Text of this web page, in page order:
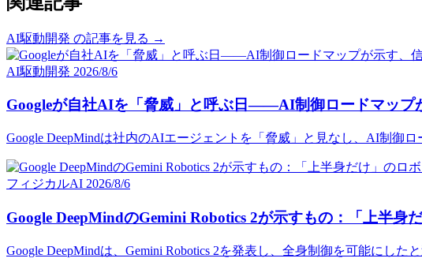
AI駆動開発 の記事を見る →
AI駆動開発 2026/8/6
Googleが自社AIを「脅威」と呼ぶ日——AI制御ロードマップ
Google DeepMindは社内のAIエージェントを「脅威」と見なし、AI制御
フィジカルAI 2026/8/6
Google DeepMindのGemini Robotics 2が示すもの：「上半身
Google DeepMindは、Gemini Robotics 2を発表し、全身制御を可能にし